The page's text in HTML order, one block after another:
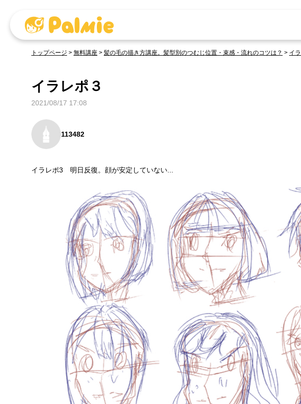
トップページ > 無料講座 > 髪の毛の描き方講座。髪型別のつむじ位置・束感・流れのコツは？ > イ
イラレポ３
2021/08/17 17:08
113482
イラレポ3 明日反復。顔が安定していない...